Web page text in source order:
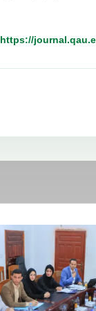
https://